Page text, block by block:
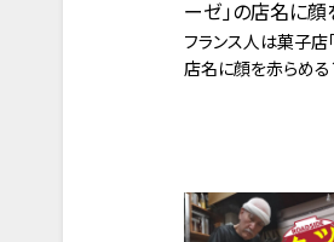
フランス人は菓子店
店名に顔を赤らめる